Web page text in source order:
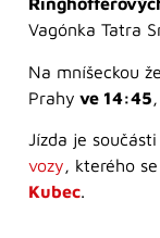
Vagónka Tatra
Na mníšeckou
Prahy ve 14:45
Jízda je
vozy, kterého
Kubec.